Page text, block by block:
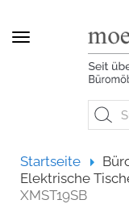
Navigation
Startseite
Elektrische
XMST19SB